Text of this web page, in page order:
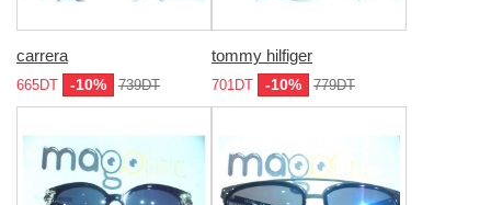
carrera
665DT -10% 739DT
tommy hilfiger
701DT -10% 779DT